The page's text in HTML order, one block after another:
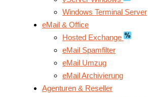
Windows Terminal Server
eMail & Office
Hosted Exchange
eMail Spamfilter
eMail Umzug
eMail Archivierung
Agenturen & Reseller